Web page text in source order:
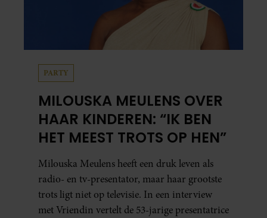
PARTY
MILOUSKA MEULENS OVER
HAAR KINDEREN: “IK BEN
HET MEEST TROTS OP HEN”
Milouska Meulens heeft een druk leven als
radio- en tv-presentator, maar haar grootste
trots ligt niet op televisie. In een interview
met Vriendin vertelt de 53-jarige presentatrice